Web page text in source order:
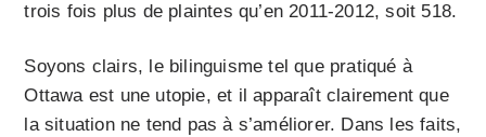
trois fois plus de plaintes qu’en 2011-2012, soit 518.
Soyons clairs, le bilinguisme tel que pratiqué à
Ottawa est une utopie, et il apparaît clairement que
la situation ne tend pas à s’améliorer. Dans les faits,